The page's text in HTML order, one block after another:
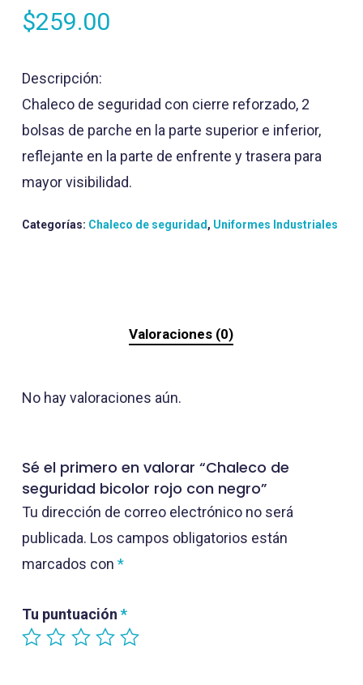
$259.00
Descripción:
Chaleco de seguridad con cierre reforzado, 2
bolsas de parche en la parte superior e inferior,
reflejante en la parte de enfrente y trasera para
mayor visibilidad.
Categorías: Chaleco de seguridad, Uniformes Industriales
Valoraciones (0)
No hay valoraciones aún.
Sé el primero en valorar “Chaleco de
seguridad bicolor rojo con negro”
Tu dirección de correo electrónico no será
publicada. Los campos obligatorios están
marcados con *
Tu puntuación *